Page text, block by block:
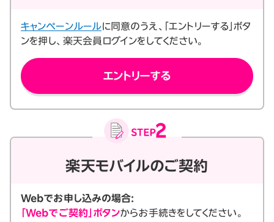
キャンペーンルールに同意のうえ、「エントリーする」ボタ
ンを押し、楽天会員ログインをしてください。
エントリーする
楽天モバイルのご契約
Webでお申し込みの場合:
「Webでご契約」ボタンからお手続きをしてください。